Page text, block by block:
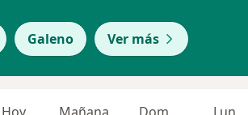
Galeno Ver más